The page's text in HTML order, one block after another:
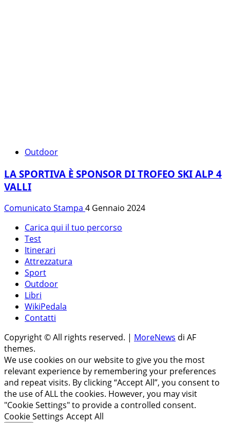
Outdoor
LA SPORTIVA È SPONSOR DI TROFEO SKI ALP 4
VALLI
Comunicato Stampa 4 Gennaio 2024
Carica qui il tuo percorso
Test
Itinerari
Attrezzatura
Sport
Outdoor
Libri
WikiPedala
Contatti
Copyright © All rights reserved. | MoreNews di AF
themes.
We use cookies on our website to give you the most
relevant experience by remembering your preferences
and repeat visits. By clicking “Accept All”, you consent to
the use of ALL the cookies. However, you may visit
"Cookie Settings" to provide a controlled consent.
Cookie Settings Accept All